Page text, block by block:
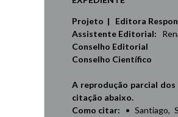
Projeto | Editora
Assistente Editorial:
Conselho Editorial
Conselho Científico
A reprodução parcial
citação abaixo.
Como citar:
• Santiago,